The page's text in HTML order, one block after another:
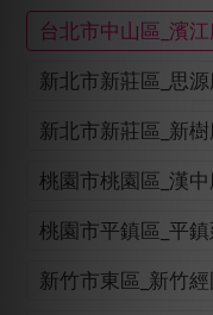
台北市中山區_濱
新北市新莊區_思
新北市新莊區_新
桃園市桃園區_漢
桃園市平鎮區_平
新竹市東區_新竹